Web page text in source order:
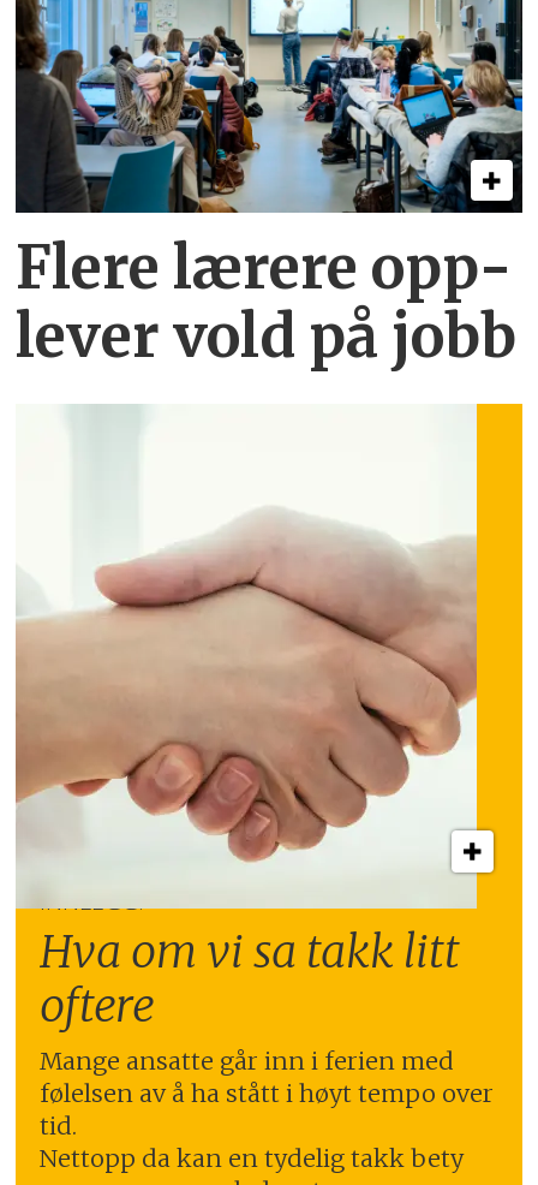
Flere lærere opp­
lever vold på jobb
INNLEGG:
Hva om vi sa takk litt
oftere
Mange ansatte går inn i ferien med
følelsen av å ha stått i høyt tempo over
tid.
Nettopp da kan en tydelig takk bety